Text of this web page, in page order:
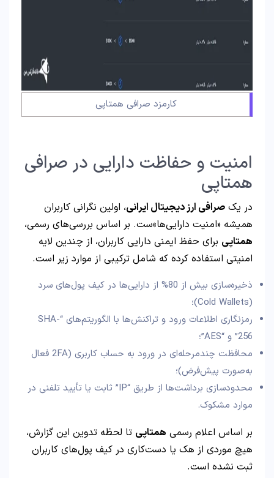
کارمزد صرافی همتاپی
امنیت و حفاظت دارایی در صرافی
همتاپی
در یک صرافی ارز دیجیتال ایرانی، اولین نگرانی کاربران
همیشه «امنیت دارایی‌ها»ست. بر اساس بررسی‌های رسمی،
همتاپی برای حفظ ایمنی دارایی کاربران، از چندین لایه
امنیتی استفاده کرده که شامل ترکیبی از موارد زیر است.
ذخیره‌سازی بیش از 80% از دارایی‌ها در کیف پول‌های سرد
(Cold Wallets)؛
رمزنگاری اطلاعات ورود و تراکنش‌ها با الگوریتم‌های “SHA-
256” و “AES”؛
محافظت چندمرحله‌ای در ورود به حساب کاربری (2FA فعال
به‌صورت پیش‌فرض)؛
محدودسازی برداشت‌ها از طریق “IP” ثابت یا تأیید تلفنی در
موارد مشکوک.
بر اساس اعلام رسمی همتاپی تا لحظه تدوین این گزارش،
هیچ موردی از هک یا دست‌کاری در کیف پول‌های کاربران
ثبت نشده است.